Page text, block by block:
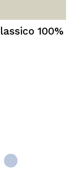
100%